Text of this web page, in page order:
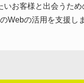
お客様と出会うため
Webの活用を支援しま